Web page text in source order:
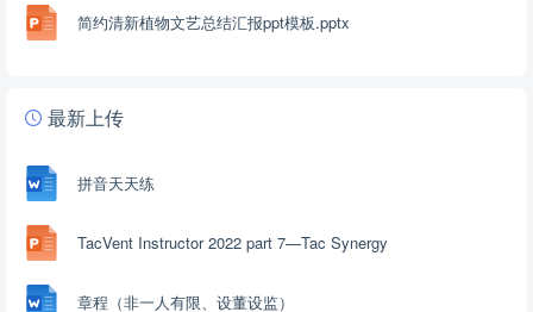
简约清新植物文艺总结汇报ppt模板.pptx
最新上传
拼音天天练
TacVent Instructor 2022 part 7—Tac Synergy
章程（非一人有限、设董设监）